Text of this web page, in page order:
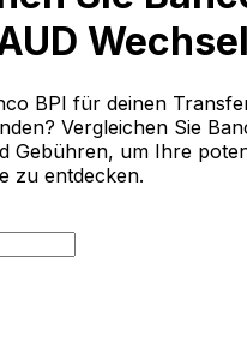
BPI für deinen
Vergleichen Sie
Gebühren, um Ihre
zu entdecken.